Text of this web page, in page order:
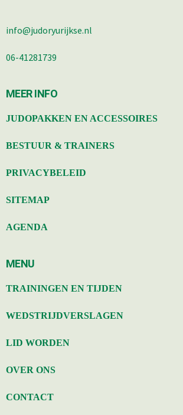
info@judoryurijkse.nl
06-41281739
MEER INFO
JUDOPAKKEN EN ACCESSOIRES
BESTUUR & TRAINERS
PRIVACYBELEID
SITEMAP
AGENDA
MENU
TRAININGEN EN TIJDEN
WEDSTRIJDVERSLAGEN
LID WORDEN
OVER ONS
CONTACT